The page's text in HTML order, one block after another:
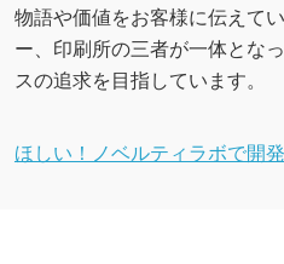
物語や価値をお客様に伝えて
ー、印刷所の三者が一体とな
スの追求を目指しています。
ほしい！ノベルティラボで開